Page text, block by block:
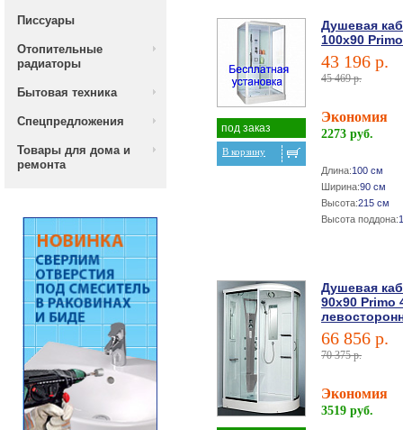
Писсуары
Отопительные
радиаторы
Бытовая техника
Спецпредложения
Товары для дома и
ремонта
под заказ
В корзину
Душевая
100х90
43 196 р.
45 469 р.
Экономия
2273 руб.
Длина:100 см
Ширина:90 см
Высота:215 см
Высота поддона:
Душевая
90х90 Primo
66 856 р.
70 375 р.
Экономия
3519 руб.